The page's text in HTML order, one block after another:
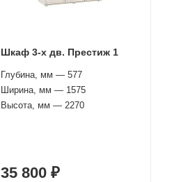
Шкаф 3-х дв. Престиж 1
Глубина, мм — 577
Ширина, мм — 1575
Высота, мм — 2270
35 800 ₽